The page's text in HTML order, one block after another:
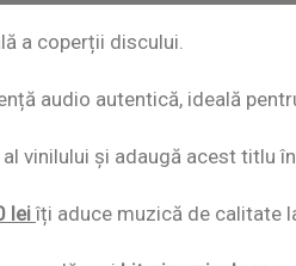
a coperții discului.
audio autentică, ideală
vinilului și adaugă acest titlu
lei îți aduce muzică de calitate